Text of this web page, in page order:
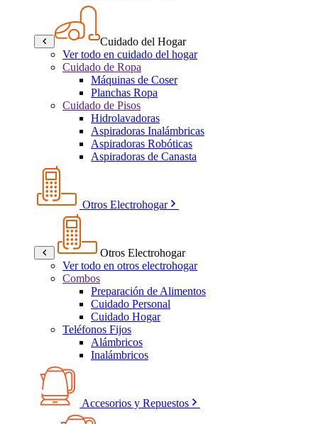
Cuidado del Hogar
Ver todo en cuidado del hogar
Cuidado de Ropa
Máquinas de Coser
Planchas Ropa
Cuidado de Pisos
Hidrolavadoras
Aspiradoras Inalámbricas
Aspiradoras Robóticas
Aspiradoras de Canasta
Otros Electrohogar
Otros Electrohogar
Ver todo en otros electrohogar
Combos
Preparación de Alimentos
Cuidado Personal
Cuidado Hogar
Teléfonos Fijos
Alámbricos
Inalámbricos
Accesorios y Repuestos